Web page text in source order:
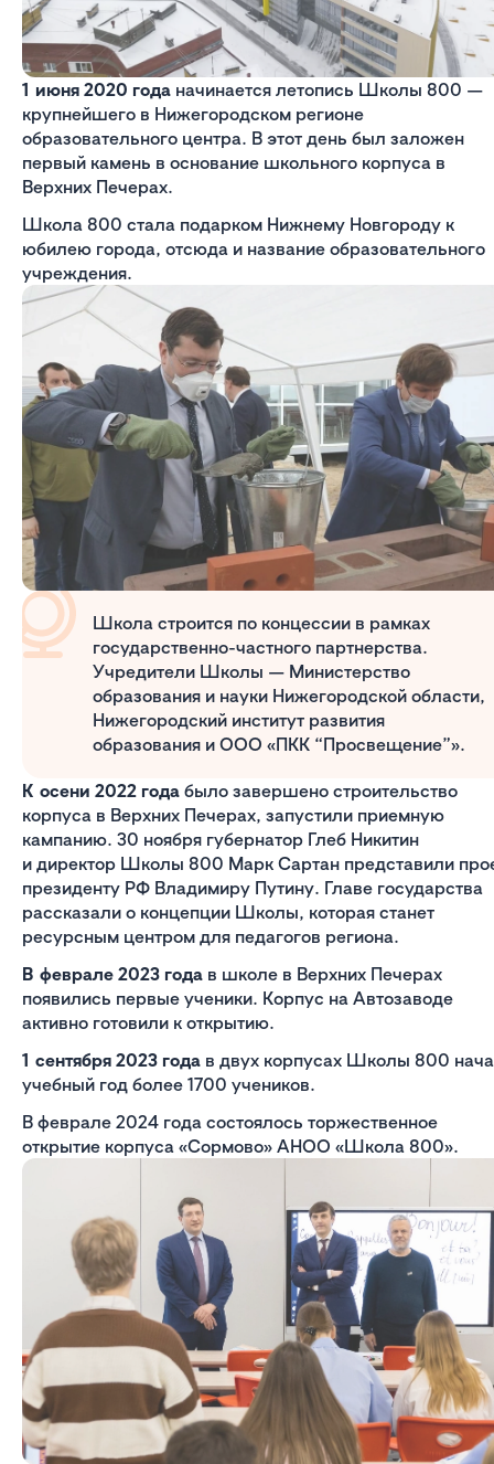
1 июня 2020 года начинается летопись Школы 800 —
крупнейшего в Нижегородском регионе
образовательного центра. В этот день был заложен
первый камень в основание школьного корпуса в
Верхних Печерах.
Школа 800 стала подарком Нижнему Новгороду к
юбилею города, отсюда и название образовательного
учреждения.
Школа строится по концессии в рамках
государственно-частного партнерства.
Учредители Школы — Министерство
образования и науки Нижегородской области,
Нижегородский институт развития
образования и ООО «ПКК “Просвещение”».
К осени 2022 года было завершено строительство
корпуса в Верхних Печерах, запустили приемную
кампанию. 30 ноября губернатор Глеб Никитин
и директор Школы 800 Марк Сартан представили
президенту РФ Владимиру Путину. Главе государства
рассказали о концепции Школы, которая станет
ресурсным центром для педагогов региона.
В феврале 2023 года в школе в Верхних Печерах
появились первые ученики. Корпус на Автозаводе
активно готовили к открытию.
1 сентября 2023 года в двух корпусах Школы 800
учебный год более 1700 учеников.
В феврале 2024 года состоялось торжественное
открытие корпуса «Сормово» АНОО «Школа 800».